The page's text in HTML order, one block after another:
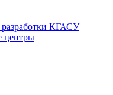
КГАСУ
центры